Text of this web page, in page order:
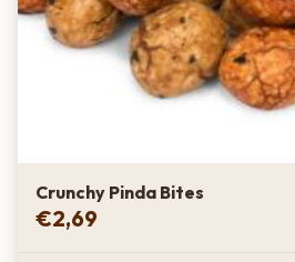
Crunchy Pinda Bites
€2,69